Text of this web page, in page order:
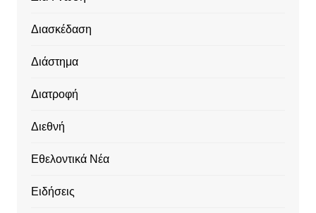
Διασκέδαση
Διάστημα
Διατροφή
Διεθνή
Εθελοντικά Νέα
Ειδήσεις